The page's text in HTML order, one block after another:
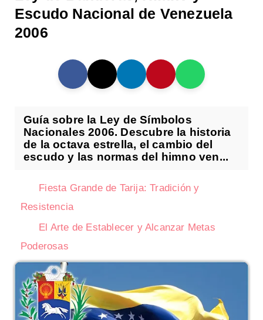
Escudo Nacional de Venezuela
2006
Guía sobre la Ley de Símbolos
Nacionales 2006. Descubre la historia
de la octava estrella, el cambio del
escudo y las normas del himno ven...
Fiesta Grande de Tarija: Tradición y
Resistencia
El Arte de Establecer y Alcanzar Metas
Poderosas